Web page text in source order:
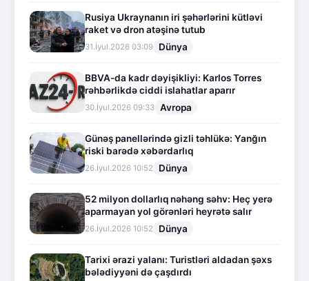
Rusiya Ukraynanın iri şəhərlərini kütləvi
raket və dron atəşinə tutub
31.İyul.2026 03:09 Dünya
BBVA-da kadr dəyişikliyi: Karlos Torres
rəhbərlikdə ciddi islahatlar aparır
30.İyul.2026 09:33 Avropa
Günəş panellərində gizli təhlükə: Yanğın
riski barədə xəbərdarlıq
26.İyul.2026 10:52 Dünya
52 milyon dollarlıq nəhəng səhv: Heç yerə
aparmayan yol görənləri heyrətə salır
26.İyul.2026 10:52 Dünya
Tarixi ərazi yalanı: Turistləri aldadan şəxs
bələdiyyəni də çaşdırdı